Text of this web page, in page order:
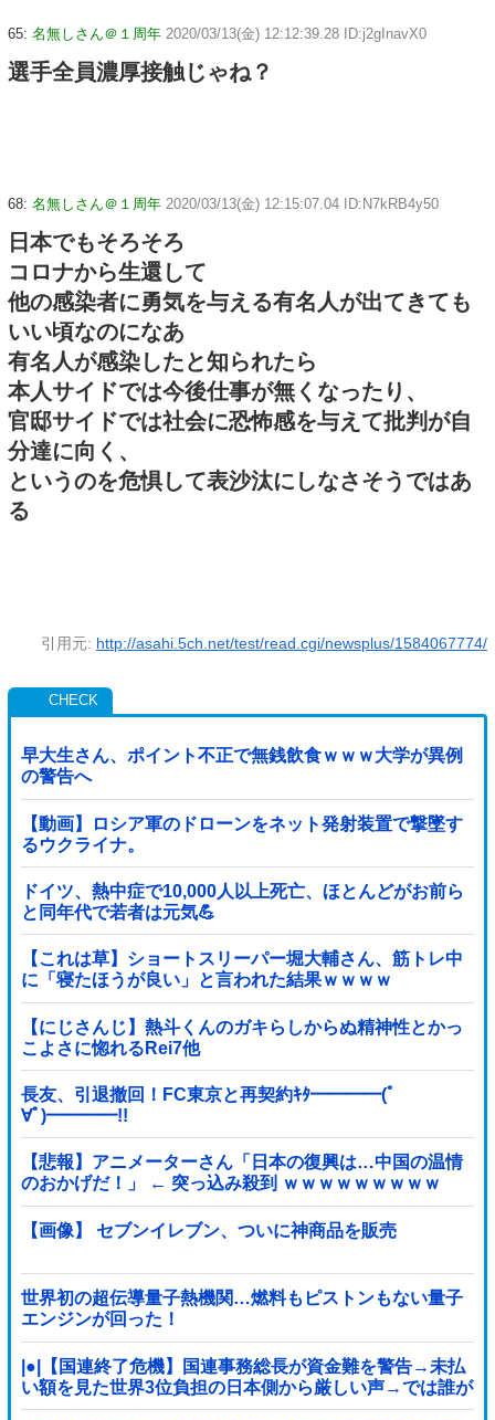
65: 名無しさん＠１周年 2020/03/13(金) 12:12:39.28 ID:j2gInavX0
選手全員濃厚接触じゃね？
68: 名無しさん＠１周年 2020/03/13(金) 12:15:07.04 ID:N7kRB4y50
日本でもそろそろ
コロナから生還して
他の感染者に勇気を与える有名人が出てきても
いい頃なのになあ
有名人が感染したと知られたら
本人サイドでは今後仕事が無くなったり、
官邸サイドでは社会に恐怖感を与えて批判が自
分達に向く、
というのを危惧して表沙汰にしなさそうではあ
る
引用元: http://asahi.5ch.net/test/read.cgi/newsplus/1584067774/
早大生さん、ポイント不正で無銭飲食ｗｗｗ大学が異例
の警告へ
【動画】ロシア軍のドローンをネット発射装置で撃墜す
るウクライナ。
ドイツ、熱中症で10,000人以上死亡、ほとんどがお前ら
と同年代で若者は元気💪
【これは草】ショートスリーパー堀大輔さん、筋トレ中
に「寝たほうが良い」と言われた結果ｗｗｗｗ
【にじさんじ】熱斗くんのガキらしからぬ精神性とかっ
こよさに惚れるRei7他
長友、引退撤回！FC東京と再契約ｷﾀ━━━━(ﾟ
∀ﾟ)━━━━!!
【悲報】アニメーターさん「日本の復興は…中国の温情
のおかげだ！」 ← 突っ込み殺到 ｗｗｗｗｗｗｗｗｗ
【画像】 セブンイレブン、ついに神商品を販売
世界初の超伝導量子熱機関…燃料もピストンもない量子
エンジンが回った！
|●|【国連終了危機】国連事務総長が資金難を警告→未払
い額を見た世界3位負担の日本側から厳しい声→では誰が
払っていないのか言え